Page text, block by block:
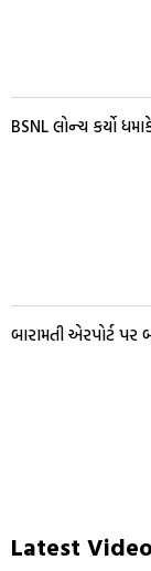
BSNL લોન્ચ કર્યો
બારામતી એરપોર્ટ
Latest